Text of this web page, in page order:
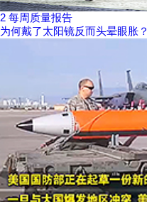
2 每周质量报告
为何戴了太阳镜反而头晕眼胀？